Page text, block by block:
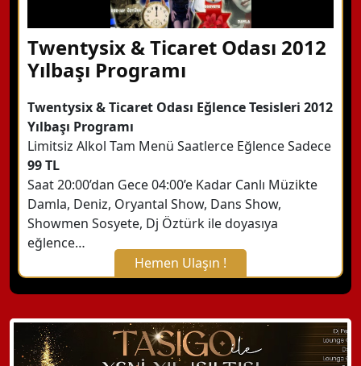
Twentysix & Ticaret Odası 2012
Yılbaşı Programı
Twentysix & Ticaret Odası Eğlence Tesisleri 2012
Yılbaşı Programı
Limitsiz Alkol Tam Menü Saatlerce Eğlence Sadece
99 TL
Saat 20:00’dan Gece 04:00’e Kadar Canlı Müzikte
Damla, Deniz, Oryantal Show, Dans Show,
Showmen Sosyete, Dj Öztürk ile doyasıya
eğlence…
Hemen Ulaşın !
X Kapat
WhatsApp ile Bilgi Alın